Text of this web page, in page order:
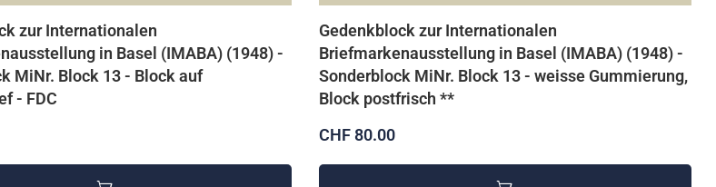
zur Internationalen
in Basel (IMABA) (1948) -
MiNr. Block 13 - Block auf
- FDC
Gedenkblock zur Internationalen
Briefmarkenausstellung in Basel (IMABA) (1948) -
Sonderblock MiNr. Block 13 - weisse Gummierung,
Block postfrisch **
CHF 80.00